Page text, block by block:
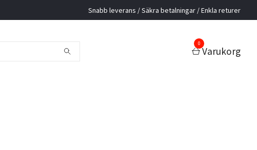
Snabb leverans / Säkra betalningar / Enkla returer
0
Varukorg